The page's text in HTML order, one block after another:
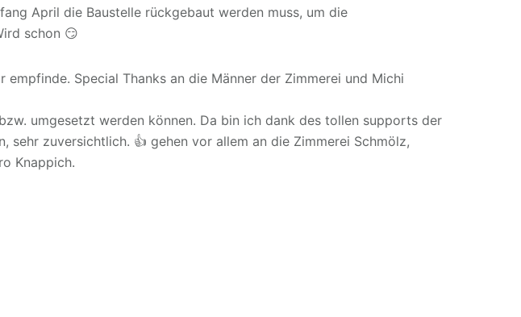
April die Baustelle rückgebaut werden muss, um die
schon 😏
Special Thanks an die Männer der Zimmerei und Michi
umgesetzt werden können. Da bin ich dank des tollen supports der
zuversichtlich. 👍 gehen vor allem an die Zimmerei Schmölz,
Knappich.